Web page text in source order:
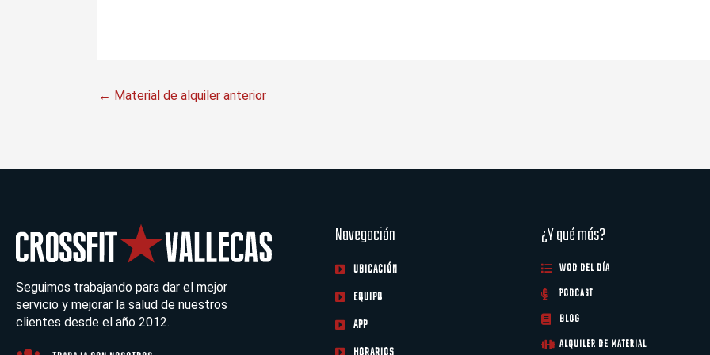
← Material de alquiler anterior
Seguimos trabajando para dar el mejor
servicio y mejorar la salud de nuestros
clientes desde el año 2012.
Navegación
UBICACIÓN
EQUIPO
APP
¿Y qué más?
WOD DEL DÍA
PODCAST
BLOG
ALQUILER DE MATERIAL